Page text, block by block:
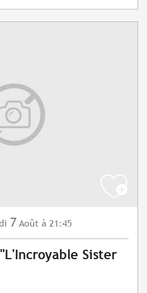
7 Août à 21:45
Sister